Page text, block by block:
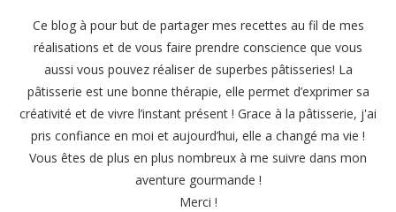
Ce blog à pour but de partager mes recettes au fil de mes
réalisations et de vous faire prendre conscience que vous
aussi vous pouvez réaliser de superbes pâtisseries! La
pâtisserie est une bonne thérapie, elle permet d’exprimer sa
créativité et de vivre l’instant présent ! Grace à la pâtisserie, j'ai
pris confiance en moi et aujourd’hui, elle a changé ma vie !
Vous êtes de plus en plus nombreux à me suivre dans mon
aventure gourmande !
Merci !